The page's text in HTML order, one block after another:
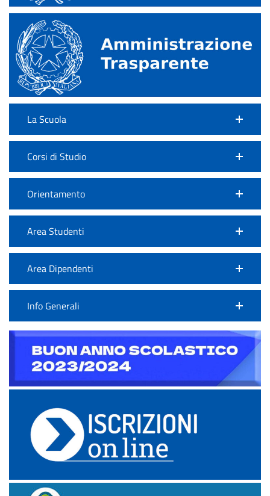
La Scuola
Corsi di Studio
Orientamento
Area Studenti
Area Dipendenti
Info Generali